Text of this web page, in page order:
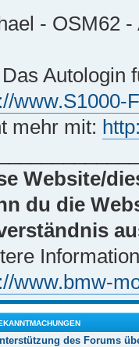
- OSM62
Autologin
www.S1000-
mehr mit:
Website/
du die
www.bmw-
des Forums